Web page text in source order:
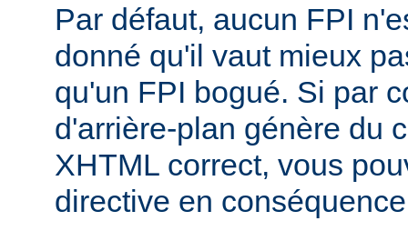
Par défaut, aucun FPI
donné qu'il vaut mieux
qu'un FPI bogué. Si par
d'arrière-plan génère du
XHTML correct, vous
directive en